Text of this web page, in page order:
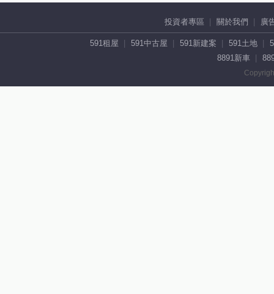
投資者專區 關於我們 廣
591租屋 591中古屋 591新建案 591土地
8891新車